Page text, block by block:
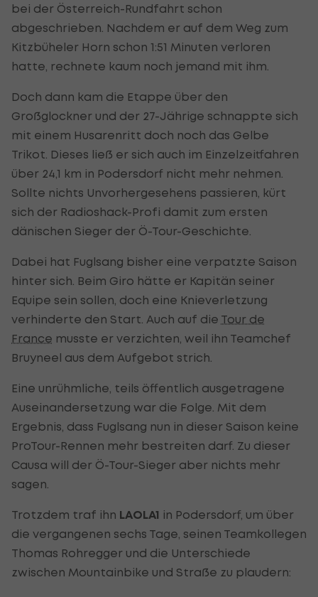
bei der Österreich-Rundfahrt schon
abgeschrieben. Nachdem er auf dem Weg zum
Kitzbüheler Horn schon 1:51 Minuten verloren
hatte, rechnete kaum noch jemand mit ihm.
Doch dann kam die Etappe über den
Großglockner und der 27-Jährige schnappte sich
mit einem Husarenritt doch noch das Gelbe
Trikot. Dieses ließ er sich auch im Einzelzeitfahren
über 24,1 km in Podersdorf nicht mehr nehmen.
Sollte nichts Unvorhergesehens passieren, kürt
sich der Radioshack-Profi damit zum ersten
dänischen Sieger der Ö-Tour-Geschichte.
Dabei hat Fuglsang bisher eine verpatzte Saison
hinter sich. Beim Giro hätte er Kapitän seiner
Equipe sein sollen, doch eine Knieverletzung
verhinderte den Start. Auch auf die Tour de
France musste er verzichten, weil ihn Teamchef
Bruyneel aus dem Aufgebot strich.
Eine unrühmliche, teils öffentlich ausgetragene
Auseinandersetzung war die Folge. Mit dem
Ergebnis, dass Fuglsang nun in dieser Saison keine
ProTour-Rennen mehr bestreiten darf. Zu dieser
Causa will der Ö-Tour-Sieger aber nichts mehr
sagen.
Trotzdem traf ihn LAOLA1 in Podersdorf, um über
die vergangenen sechs Tage, seinen Teamkollegen
Thomas Rohregger und die Unterschiede
zwischen Mountainbike und Straße zu plaudern: